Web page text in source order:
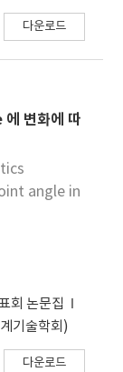
다운로드
변화에 따
angle in
회 논문집
기술학회)
다운로드